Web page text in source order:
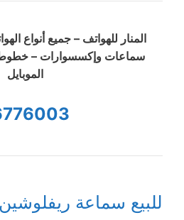
المنار للهواتف – جميع أنواع
سماعات وإكسسوارات –
الموبايل
للبيع سماعة ريفلوشين